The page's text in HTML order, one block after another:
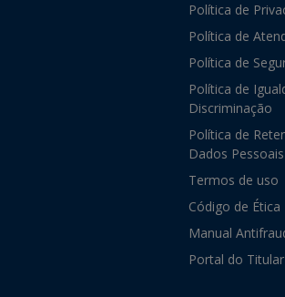
Política de
Política de
Política de
Política de
Discriminação
Política de
Dados Pessoais
Termos de uso
Código de Ética
Manual
Portal do Titular